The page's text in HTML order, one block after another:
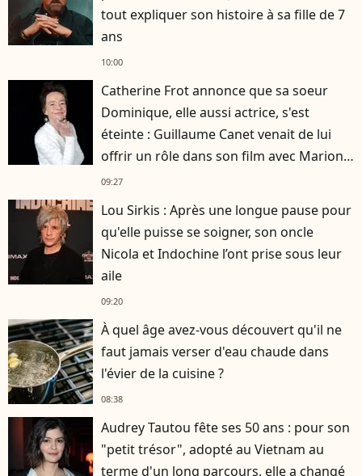
tout expliquer son histoire à sa fille de 7
ans
10:00
Catherine Frot annonce que sa soeur
Dominique, elle aussi actrice, s'est
éteinte : Guillaume Canet venait de lui
offrir un rôle dans son film avec Marion
Cotillard
09:27
Lou Sirkis : Après une longue pause pour
qu'elle puisse se soigner, son oncle
Nicola et Indochine l’ont prise sous leur
aile
09:20
À quel âge avez-vous découvert qu'il ne
faut jamais verser d'eau chaude dans
l'évier de la cuisine ?
08:38
Audrey Tautou fête ses 50 ans : pour son
"petit trésor", adopté au Vietnam au
terme d'un long parcours, elle a changé